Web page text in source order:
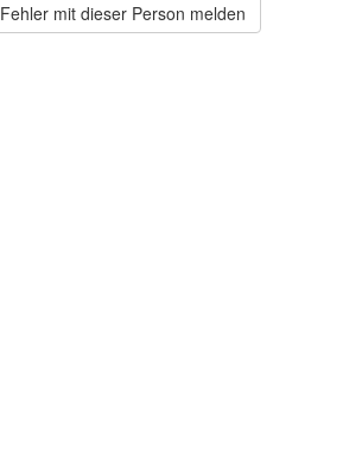
Fehler mit dieser Person melden